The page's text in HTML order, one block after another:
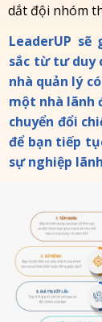
dắt đội nhóm
LeaderUP
sắc từ tư duy
nhà quản lý
một nhà lãnh
chuyển đổi
để bạn tiếp
sự nghiệp